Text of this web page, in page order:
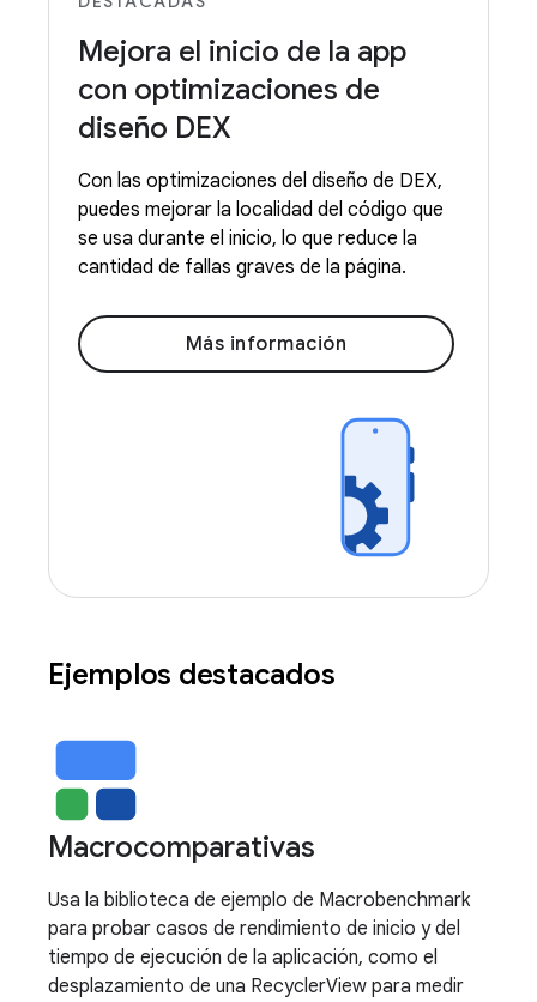
Mejora el inicio de la app
con optimizaciones de
diseño DEX
Con las optimizaciones del diseño de DEX,
puedes mejorar la localidad del código que
se usa durante el inicio, lo que reduce la
cantidad de fallas graves de la página.
Más información
Ejemplos destacados
Macrocomparativas
Usa la biblioteca de ejemplo de Macrobenchmark
para probar casos de rendimiento de inicio y del
tiempo de ejecución de la aplicación, como el
desplazamiento de una RecyclerView para medir